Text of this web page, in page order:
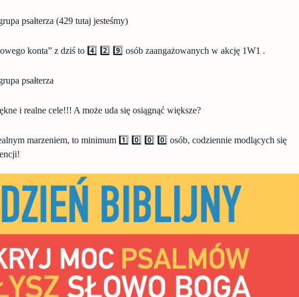
psałterza (429 tutaj jesteśmy)
konta” z dziś to 4️⃣ 2️⃣ 9️⃣ osób zaangażowanych w akcję 1W1 .
psałterza
i realne cele!!! A może uda się osiągnąć większe?
marzeniem, to minimum 1️⃣ 0️⃣ 0️⃣ 0️⃣ osób, codziennie modlących się